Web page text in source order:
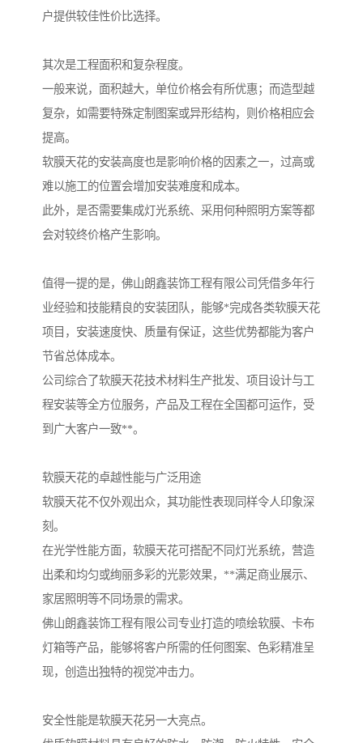
户提供较佳性价比选择。
其次是工程面积和复杂程度。
一般来说，面积越大，单位价格会有所优惠；而造型越
复杂，如需要特殊定制图案或异形结构，则价格相应会
提高。
软膜天花的安装高度也是影响价格的因素之一，过高或
难以施工的位置会增加安装难度和成本。
此外，是否需要集成灯光系统、采用何种照明方案等都
会对较终价格产生影响。
值得一提的是，佛山朗鑫装饰工程有限公司凭借多年行
业经验和技能精良的安装团队，能够*完成各类软膜天花
项目，安装速度快、质量有保证，这些优势都能为客户
节省总体成本。
公司综合了软膜天花技术材料生产批发、项目设计与工
程安装等全方位服务，产品及工程在全国都可运作，受
到广大客户一致**。
软膜天花的卓越性能与广泛用途
软膜天花不仅外观出众，其功能性表现同样令人印象深
刻。
在光学性能方面，软膜天花可搭配不同灯光系统，营造
出柔和均匀或绚丽多彩的光影效果，**满足商业展示、
家居照明等不同场景的需求。
佛山朗鑫装饰工程有限公司专业打造的喷绘软膜、卡布
灯箱等产品，能够将客户所需的任何图案、色彩精准呈
现，创造出独特的视觉冲击力。
安全性能是软膜天花另一大亮点。